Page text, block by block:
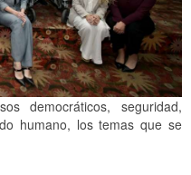
democráticos, seguridad,
humano, los temas que se